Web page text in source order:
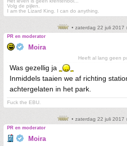
Volg de pijlen.
I am the Lizard King. I can do anything.
• zaterdag 22 juli 2017
PR en moderator
Moira
Heeft al lang geen
Was gezellig ja
Inmiddels taaien we af richting
achtergelaten in het park.
Fuck the EBU.
• zaterdag 22 juli 2017
PR en moderator
Moira